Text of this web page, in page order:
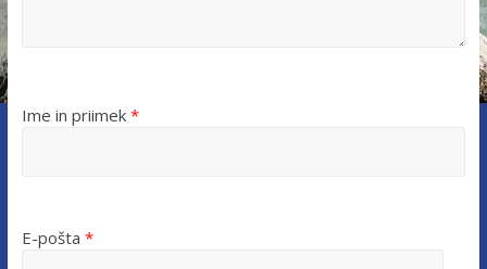
Ime in priimek *
E-pošta *